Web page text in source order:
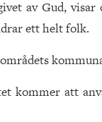
av Gud,
ett helt folk.
kommer att